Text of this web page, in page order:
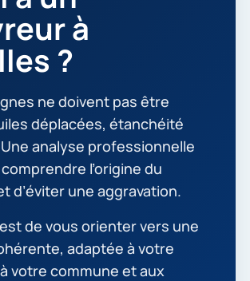
à
?
ne doivent pas être
déplacées, étanchéité
analyse professionnelle
l’origine du
d’éviter une aggravation.
de vous orienter vers une
adaptée à votre
votre commune et aux